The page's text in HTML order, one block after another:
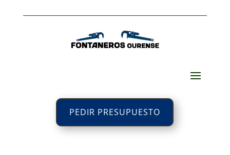
PEDIR PRESUPUESTO